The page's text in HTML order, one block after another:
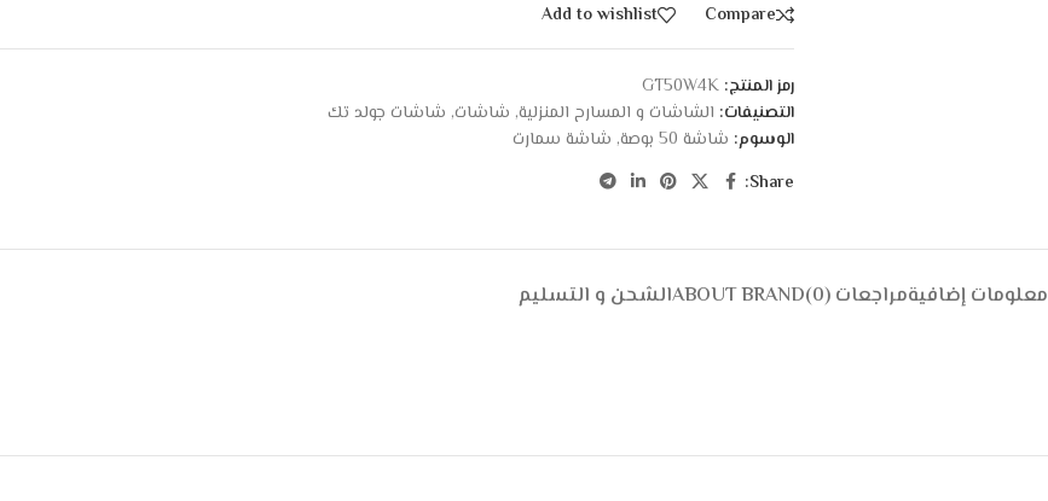
Compare
Add to wishlist
رمز المنتج: GT50W4K
التصنيفات: الشاشات و المسارح المنزلية, شاشات, شاشات جولد تك
الوسوم: شاشة 50 بوصة , شاشة سمارت
Share:
معلومات إضافيةمراجعات (0) ABOUT BRANDالشحن و التسليم